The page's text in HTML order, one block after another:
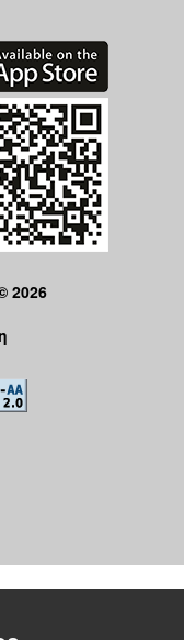
2026